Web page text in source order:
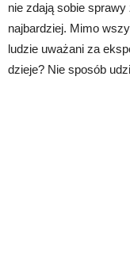
nie zdają sobie
najbardziej. Mimo
ludzie uważani za
dzieje? Nie sposób